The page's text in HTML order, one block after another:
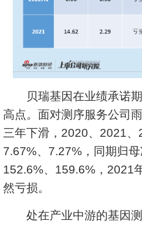
贝瑞基因在业绩承诺期
高点。面对测序服务公司
三年下滑，2020、2021、
7.67%、7.27%，同期归
152.6%、159.6%，2021
然亏损。
处在产业中游的基因测